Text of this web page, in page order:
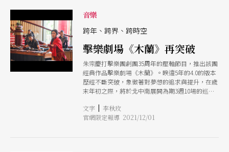
音樂
跨年、跨界、跨時空
擊樂劇場《木蘭》再突破
朱宗慶打擊樂團創團35周年的壓軸節目，推出該團
經典作品擊樂劇場《木蘭》。睽違5年的4.0的版本
歷經不斷突破，象徵著對夢想的追求與提升，在歲
末年初之際，將於北中南展開為期3週10場的巡
文字 | 李秋玫
官網限定報導 2021/12/01